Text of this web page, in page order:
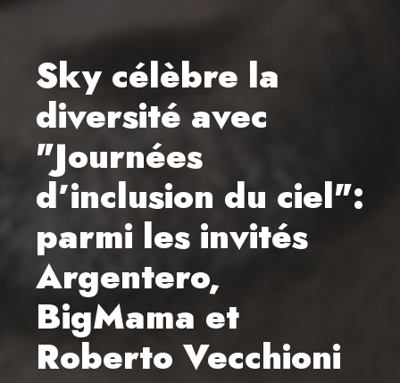
Sky célèbre la
diversité avec
"Journées
d’inclusion du ciel":
parmi les invités
Argentero,
BigMama et
Roberto Vecchioni